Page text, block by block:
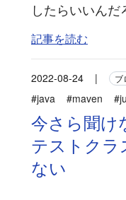
したらいいん
記事を読む
2022-08-24 | ブ
#java
#maven
今さら聞け
テストクラ
ない